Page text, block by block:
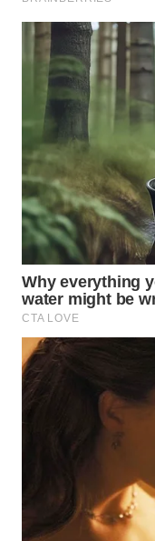
BORNEO
Wahana
Media
WAHANA
NEWS
WAHANA
TANI
WAHANA
INFRASTRUKTUR
KONSUMEN
WAHANA
LISTRIK